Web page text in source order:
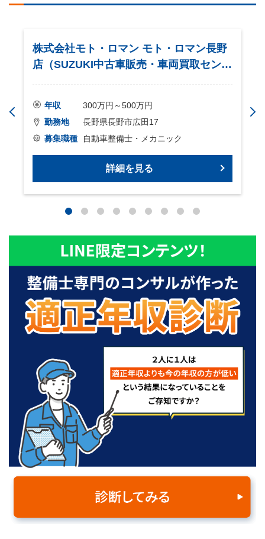
株式会社モト・ロマン モト・ロマン長野
店（SUZUKI中古車販売・車両買取センタ
年収
300万円～500万円
勤務地
長野県長野市広田17
募集職種
自動車整備士・メカニック
詳細を見る